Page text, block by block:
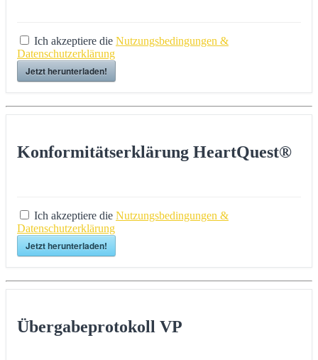
Ich akzeptiere die Nutzungsbedingungen &
Datenschutzerklärung
Jetzt herunterladen!
Konformitätserklärung HeartQuest®
Ich akzeptiere die Nutzungsbedingungen &
Datenschutzerklärung
Jetzt herunterladen!
Übergabeprotokoll VP